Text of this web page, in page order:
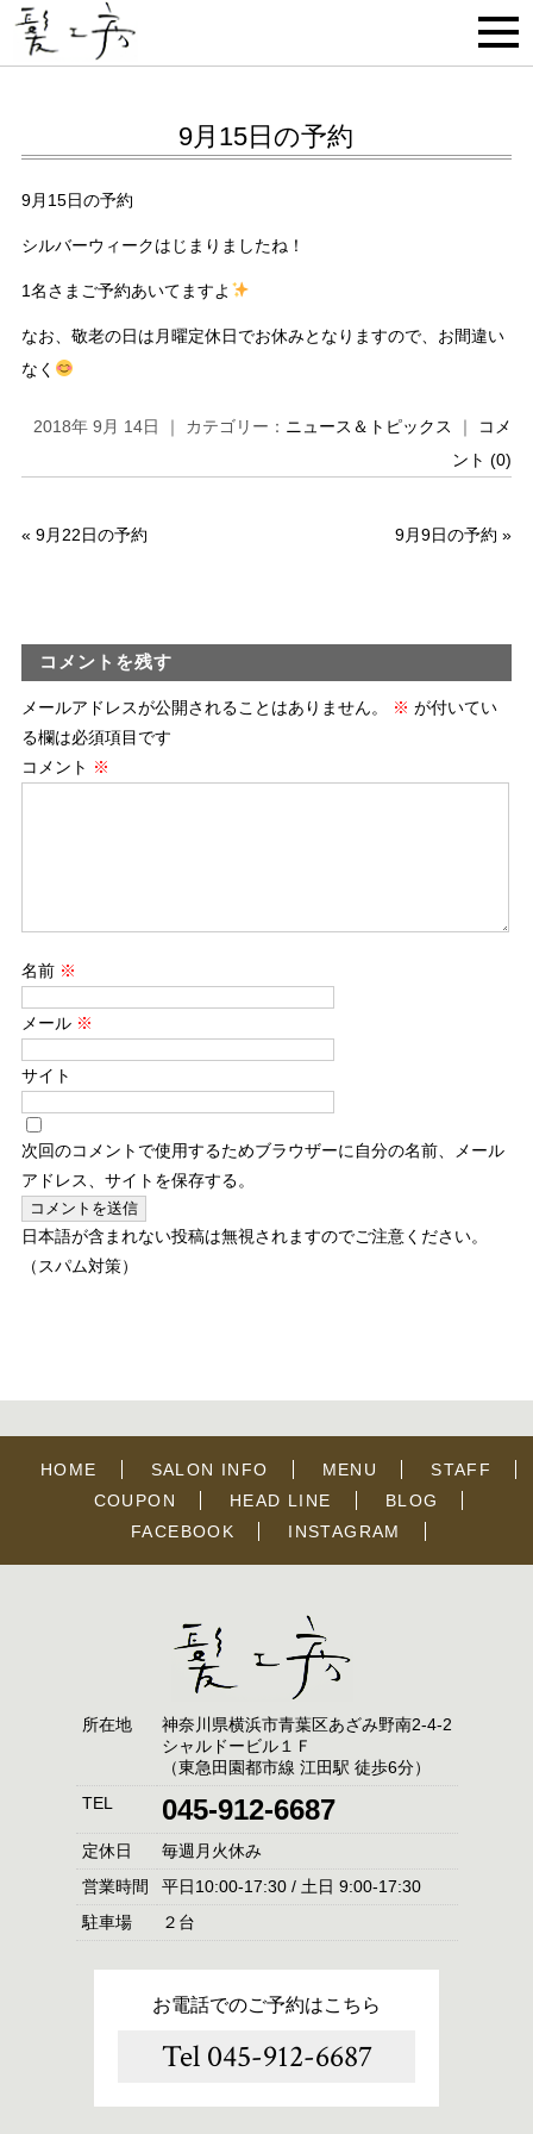
9月15日の予約
9月15日の予約
シルバーウィークはじまりましたね！
1名さまご予約あいてますよ
なお、敬老の日は月曜定休日でお休みとなりますので、お間違い
なく
2018年 9月 14日 ｜ カテゴリー： ニュース＆トピックス ｜
コメ
ント (0)
« 9月22日の予約 9月9日の予約 »
コメントを残す
メールアドレスが公開されることはありません。 ※ が付いてい
る欄は必須項目です
コメント ※
名前 ※
メール ※
サイト
次回のコメントで使用するためブラウザーに自分の名前、メール
アドレス、サイトを保存する。
日本語が含まれない投稿は無視されますのでご注意ください。
（スパム対策）
HOME SALON INFO MENU
STAFF
COUPON
HEAD LINE
BLOG
FACEBOOK
INSTAGRAM
所在地
神奈川県横浜市青葉区あざみ野南2-4-2
シャルドービル１Ｆ
（東急田園都市線 江田駅 徒歩6分）
TEL
045-912-6687
定休日
毎週月火休み
営業時間
平日10:00-17:30 / 土日 9:00-17:30
駐車場
２台
お電話でのご予約はこちら
Tel 045-912-6687